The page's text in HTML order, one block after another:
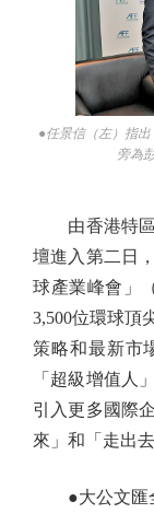
●任景信（左）指出
旁為
由香港特區
壇進入第二日
球產業峰會」
3,500位環球頂
策略和最新市
「超級增值人
引入更多國際
來」和「走出
●大公文匯